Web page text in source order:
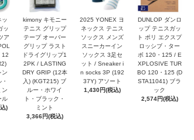
ッ
ッ
ア
12
ン
ン
ル
)
kimony キモニー
テニス グリップ
テープ オーバー
グリップ ラスト
ドライグリップ1
2PK / LASTING
DRY GRIP (12本
入) (KGT215) ブ
ルー・ホワイ
ト・ブラック・
ミント
3,366円(税込)
2025 YONEX ヨ
ネックス テニス
ソックス メンズ
スニーカーイン
ソックス 3足セ
ット / Sneaker i
n socks 3P (192
37Y) アソート
1,430円(税込)
DUNLOP ダンロ
ップ テニスガッ
ト ポリ エクスプ
ロッシブ・ター
ボ 120・125 / E
XPLOSIVE TUR
BO 120・125 (D
STA11041) ブラ
ック
2,574円(税込)